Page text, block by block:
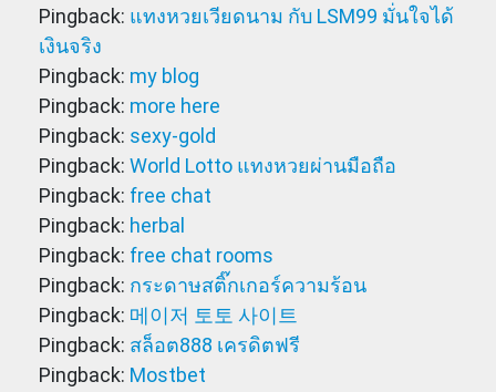
Pingback: แทงหวยเวียดนาม กับ LSM99 มั่นใจได้
เงินจริง
Pingback: my blog
Pingback: more here
Pingback: sexy-gold
Pingback: World Lotto แทงหวยผ่านมือถือ
Pingback: free chat
Pingback: herbal
Pingback: free chat rooms
Pingback: กระดาษสติ๊กเกอร์ความร้อน
Pingback: 메이저 토토 사이트
Pingback: สล็อต888 เครดิตฟรี
Pingback: Mostbet